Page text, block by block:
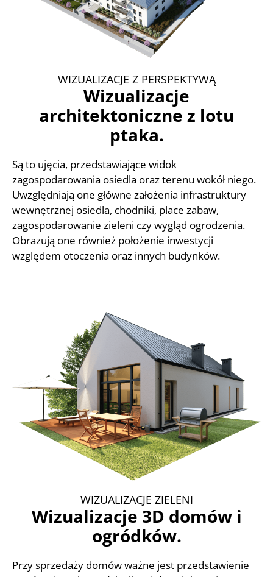
WIZUALIZACJE Z PERSPEKTYWĄ
Wizualizacje
architektoniczne z lotu
ptaka.
Są to ujęcia, przedstawiające widok
zagospodarowania osiedla oraz terenu wokół niego.
Uwzględniają one główne założenia infrastruktury
wewnętrznej osiedla, chodniki, place zabaw,
zagospodarowanie zieleni czy wygląd ogrodzenia.
Obrazują one również położenie inwestycji
względem otoczenia oraz innych budynków.
WIZUALIZACJE ZIELENI
Wizualizacje 3D domów i
ogródków.
Przy sprzedaży domów ważne jest przedstawienie